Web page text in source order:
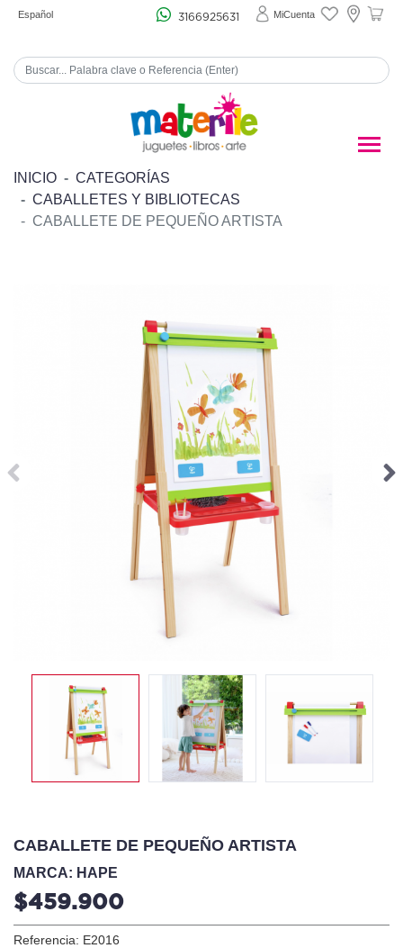
Español 3166925631 MiCuenta
INICIO
CATEGORÍAS
CABALLETES Y BIBLIOTECAS
CABALLETE DE PEQUEÑO ARTISTA
CABALLETE DE PEQUEÑO ARTISTA
MARCA: HAPE
$459.900
Referencia: E2016